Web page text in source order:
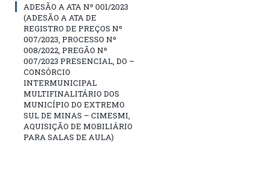
ADESÃO A ATA Nº 001/2023
(ADESÃO A ATA DE
REGISTRO DE PREÇOS Nº
007/2023, PROCESSO Nº
008/2022, PREGÃO Nº
007/2023 PRESENCIAL, DO –
CONSÓRCIO
INTERMUNICIPAL
MULTIFINALITÁRIO DOS
MUNICÍPIO DO EXTREMO
SUL DE MINAS – CIMESMI,
AQUISIÇÃO DE MOBILIÁRIO
PARA SALAS DE AULA)